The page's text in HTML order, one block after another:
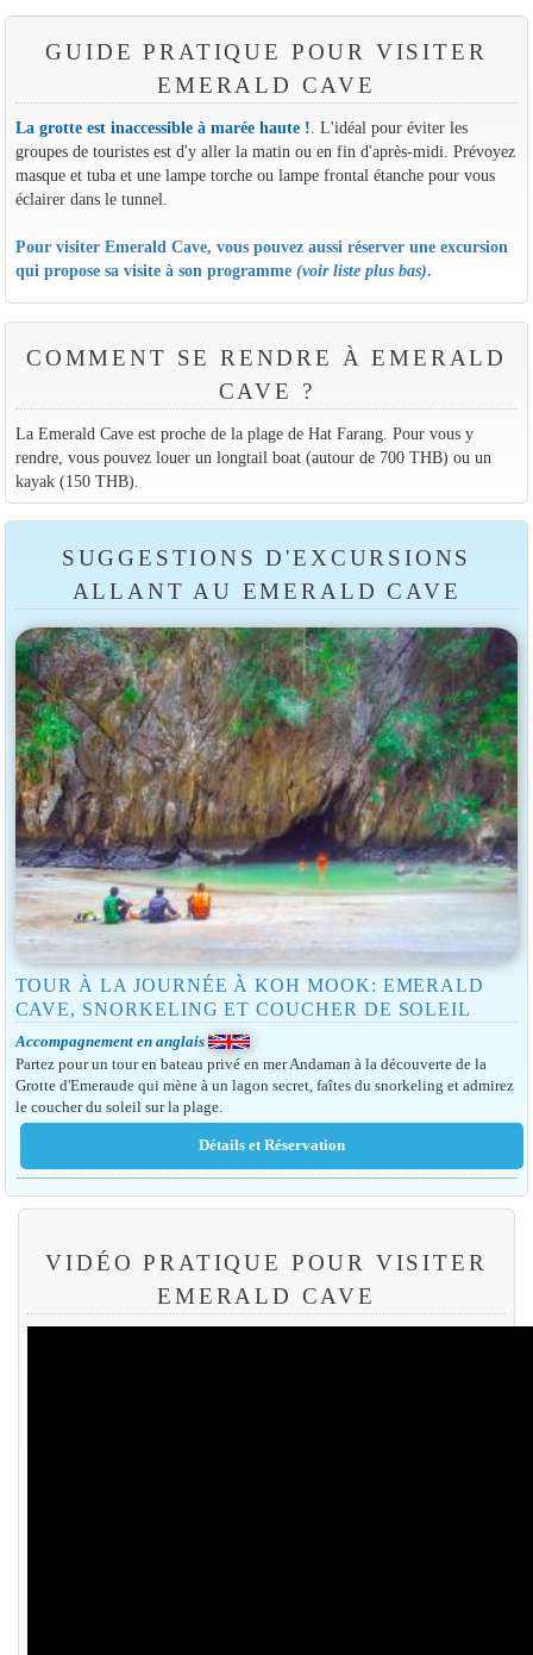
GUIDE PRATIQUE POUR VISITER
EMERALD CAVE
La grotte est inaccessible à marée haute ! . L'idéal pour éviter les
groupes de touristes est d'y aller la matin ou en fin d'après-midi. Prévoyez
masque et tuba et une lampe torche ou lampe frontal étanche pour vous
éclairer dans le tunnel.
Pour visiter Emerald Cave, vous pouvez aussi réserver une excursion
qui propose sa visite à son programme (voir liste plus bas).
COMMENT SE RENDRE À EMERALD
CAVE ?
La Emerald Cave est proche de la plage de Hat Farang. Pour vous y
rendre, vous pouvez louer un longtail boat (autour de 700 THB) ou un
kayak (150 THB).
SUGGESTIONS D'EXCURSIONS
ALLANT AU EMERALD CAVE
TOUR À LA JOURNÉE À KOH MOOK: EMERALD
CAVE, SNORKELING ET COUCHER DE SOLEIL
Accompagnement en anglais
Partez pour un tour en bateau privé en mer Andaman à la découverte de la
Grotte d'Emeraude qui mène à un lagon secret, faîtes du snorkeling et admirez
le coucher du soleil sur la plage.
VIDÉO PRATIQUE POUR VISITER
EMERALD CAVE